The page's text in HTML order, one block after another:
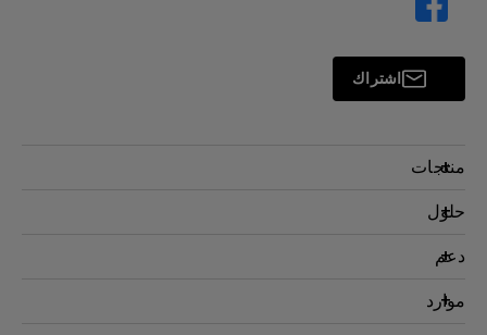
اشتراك
منتجات
بروجكتر
اضاءة
حلول
سفير BenQ AQCOLOR
AQColor
دعم
اتصل بنا
موارد